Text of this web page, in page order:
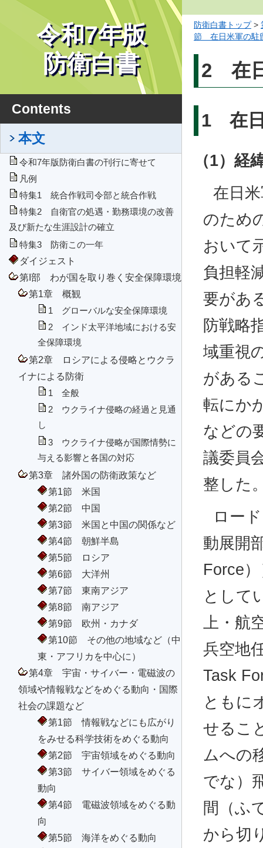
令和7年版
防衛白書
Contents
本文
令和7年版防衛白書の刊行に寄せて
凡例
特集1 統合作戦司令部と統合作戦
特集2 自衛官の処遇・勤務環境の改善
及び新たな生涯設計の確立
特集3 防衛この一年
ダイジェスト
第I部 わが国を取り巻く安全保障環境
第1章 概観
1 グローバルな安全保障環境
2 インド太平洋地域における安
全保障環境
第2章 ロシアによる侵略とウクラ
イナによる防衛
1 全般
2 ウクライナ侵略の経過と見通
し
3 ウクライナ侵略が国際情勢に
与える影響と各国の対応
第3章 諸外国の防衛政策など
第1節 米国
第2節 中国
第3節 米国と中国の関係など
第4節 朝鮮半島
第5節 ロシア
第6節 大洋州
第7節 東南アジア
第8節 南アジア
第9節 欧州・カナダ
第10節 その他の地域など（中
東・アフリカを中心に）
第4章 宇宙・サイバー・電磁波の
領域や情報戦などをめぐる動向・国際
社会の課題など
第1節 情報戦などにも広がり
をみせる科学技術をめぐる動向
第2節 宇宙領域をめぐる動向
第3節 サイバー領域をめぐる
動向
第4節 電磁波領域をめぐる動
向
第5節 海洋をめぐる動向
防衛白書トップ>
節 在日米軍の駐
2 在
1 在日
（1）経
在日
のため
おいて
負担軽
要があ
防戦略
域重視
がある
転にか
などの
議委員
整した
ロー
動展開
Force
として
上・航
兵空地
Task
ともに
せるこ
ムへの
でな）
間（ふ
から切